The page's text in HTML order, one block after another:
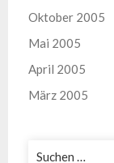
Oktober 2005
Mai 2005
April 2005
März 2005